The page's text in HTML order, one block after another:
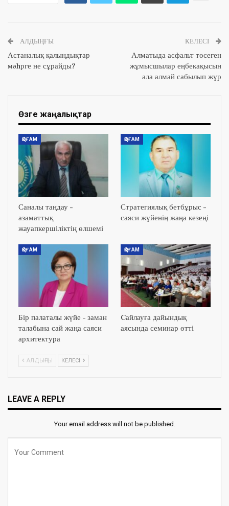
АЛДЫҢҒЫ
Астаналық қалыңдықтар
мәhрге не сұрайды?
КЕЛЕСІ
Алматыда асфальт төсеген
жұмысшылар еңбекақысын
ала алмай сабылып жүр
Өзге жаңалықтар
ҚОҒАМ
Саналы таңдау –
азаматтық
жауапкершіліктің өлшемі
ҚОҒАМ
Стратегиялық бетбұрыс –
саяси жүйенің жаңа кезеңі
ҚОҒАМ
Бір палаталы жүйе – заман
талабына сай жаңа саяси
архитектура
ҚОҒАМ
Cайлауға дайындық
аясында семинар өтті
АЛДЫҢҒЫ КЕЛЕСІ
LEAVE A REPLY
Your email address will not be published.